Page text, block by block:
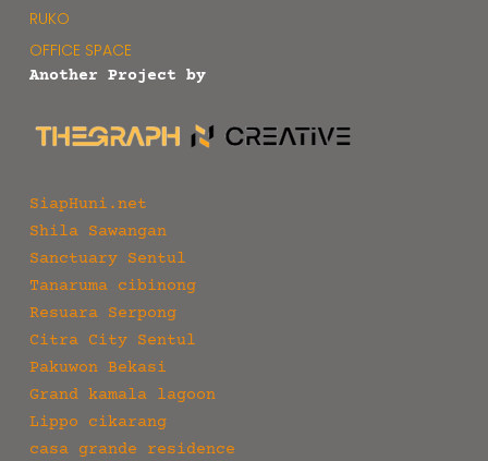
RUKO
OFFICE SPACE
Another Project by
SiapHuni.net
Shila Sawangan
Sanctuary Sentul
Tanaruma cibinong
Resuara Serpong
Citra City Sentul
Pakuwon Bekasi
Grand kamala lagoon
Lippo cikarang
casa grande residence